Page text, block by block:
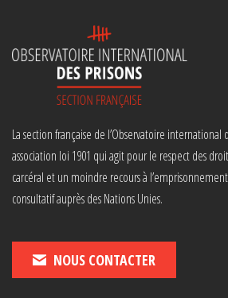
La section française de l’Observatoire international
association loi 1901 qui agit pour le respect des
carcéral et un moindre recours à
consultatif auprès des Nations Unies.
NOUS CONTACTER